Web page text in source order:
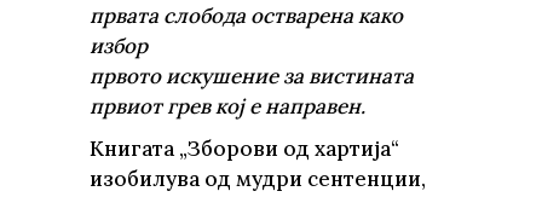
првата слобода остварена како
избор
првото искушение за вистината
првиот грев кој е направен.
Книгата „Зборови од хартија“
изобилува од мудри сентенции,